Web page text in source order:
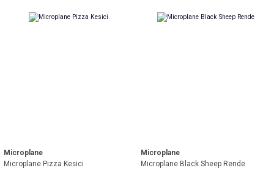
Microplane
Microplane Pizza Kesici
Microplane
Microplane Black Sheep Rende